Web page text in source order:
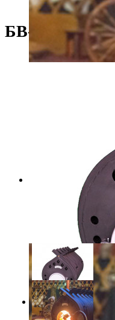
БВ-720 (НМК)
БВ-720 (НМК)